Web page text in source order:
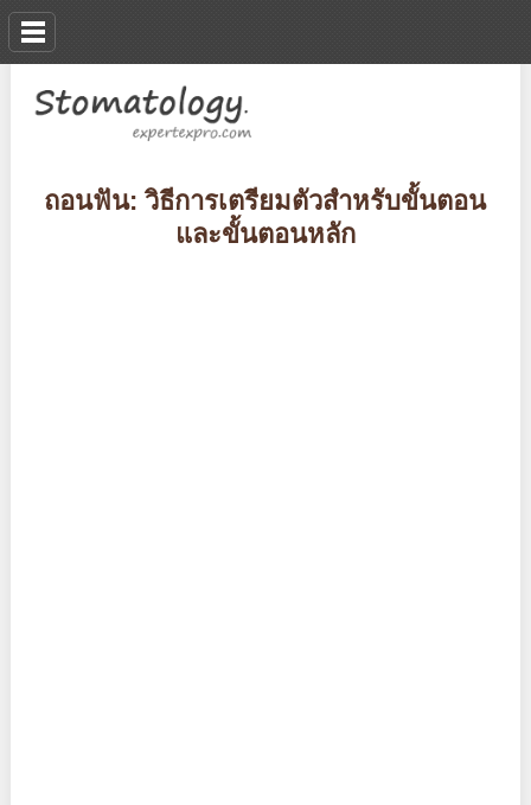
ถอนฟัน: วิธีการเตรียมตัวสำหรับขั้นตอน
และขั้นตอนหลัก